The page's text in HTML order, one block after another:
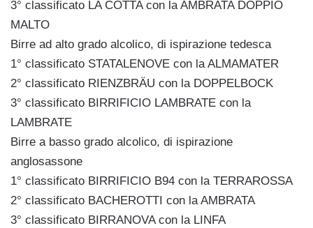
3° classificato LA COTTA con la AMBRATA DOPPIO
MALTO
Birre ad alto grado alcolico, di ispirazione tedesca
1° classificato STATALENOVE con la ALMAMATER
2° classificato RIENZBRÄU con la DOPPELBOCK
3° classificato BIRRIFICIO LAMBRATE con la
LAMBRATE
Birre a basso grado alcolico, di ispirazione
anglosassone
1° classificato BIRRIFICIO B94 con la TERRAROSSA
2° classificato BACHEROTTI con la AMBRATA
3° classificato BIRRANOVA con la LINFA